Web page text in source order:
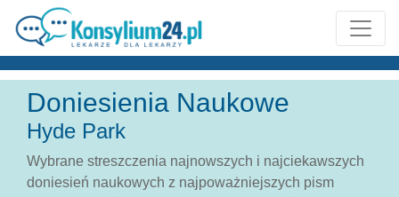
Doniesienia Naukowe
Hyde Park
Wybrane streszczenia najnowszych i najciekawszych
doniesień naukowych z najpoważniejszych pism